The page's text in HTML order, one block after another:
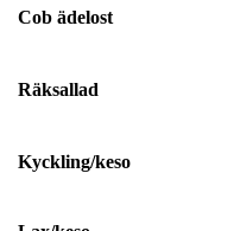
Cob ädelost
Räksallad
Kyckling/keso